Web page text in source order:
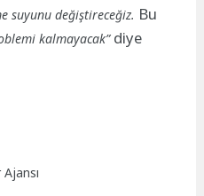
suyunu değiştireceğiz. Bu
kalmayacak” diye